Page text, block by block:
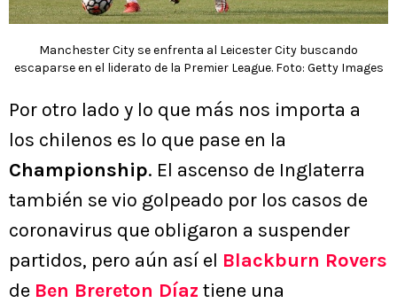
Manchester City se enfrenta al Leicester City buscando
escaparse en el liderato de la Premier League. Foto: Getty Images
Por otro lado y lo que más nos importa a
los chilenos es lo que pase en la
Championship. El ascenso de Inglaterra
también se vio golpeado por los casos de
coronavirus que obligaron a suspender
partidos, pero aún así el Blackburn Rovers
de Ben Brereton Díaz tiene una